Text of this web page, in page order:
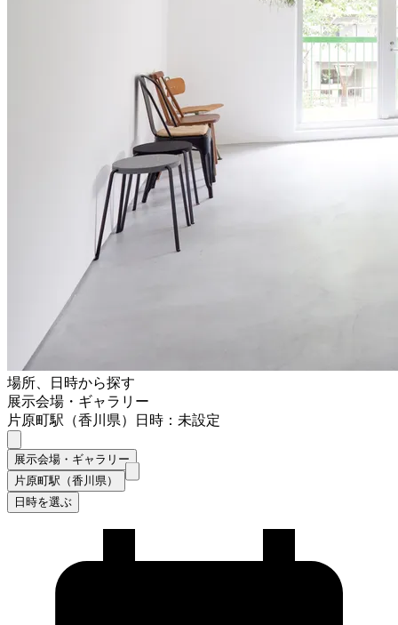
場所、日時から探す
展示会場・ギャラリー
片原町駅（香川県）
日時：未設定
展示会場・ギャラリー
片原町駅（香川県）
日時を選ぶ